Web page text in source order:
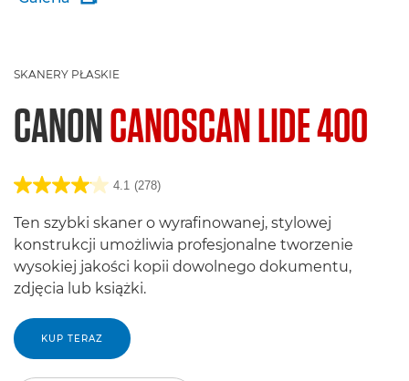
SKANERY PŁASKIE
CANONCANOSCAN LIDE 400
4.1 (278)
Ten szybki skaner o wyrafinowanej, stylowej
konstrukcji umożliwia profesjonalne tworzenie
wysokiej jakości kopii dowolnego dokumentu,
zdjęcia lub książki.
KUP TERAZ